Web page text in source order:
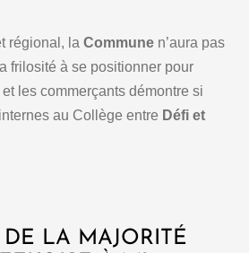
régional, laCommune n’aura pas
frilosité à se positionner pour
les commerçants démontre si
au Collège entre Défi et
LA MAJORITÉ